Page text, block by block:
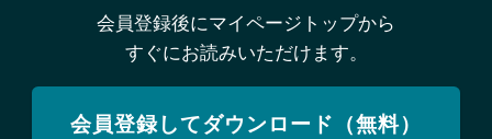
会員登録後にマイページトップから
すぐにお読みいただけます。
会員登録してダウンロード（無料）